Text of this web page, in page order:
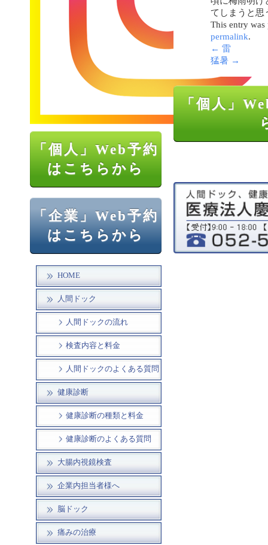
「個人」Web予約
はこちらから
「企業」Web予約
はこちらから
HOME
人間ドック
人間ドックの流れ
検査内容と料金
人間ドックのよくある質問
健康診断
健康診断の種類と料金
健康診断のよくある質問
大腸内視鏡検査
企業内担当者様へ
脳ドック
痛みの治療
てしまうと
This entry
permalink.
← 雷
猛暑 →
「個人」